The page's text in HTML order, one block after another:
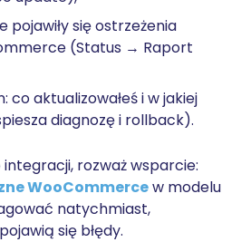
pojawiły się ostrzeżenia
(Status → Raport
co aktualizowałeś i w jakiej
diagnozę i rollback).
rozważ wsparcie:
WooCommercew modelu
natychmiast,
się błędy.